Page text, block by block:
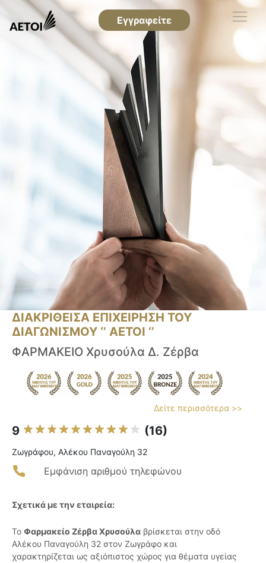
Εγγραφείτε
ΔΙΑΚΡΙΘΕΙΣΑ ΕΠΙΧΕΙΡΗΣΗ ΤΟΥ
ΔΙΑΓΩΝΙΣΜΟΥ ‘’ ΑΕΤΟΙ ‘’
ΦΑΡΜΑΚΕΙΟ Χρυσούλα Δ. Ζέρβα
Δείτε περισσότερα >>
9 (16)
Ζωγράφου, Αλέκου Παναγούλη 32
Εμφάνιση αριθμού τηλεφώνου
Σχετικά με την εταιρεία:
Το Φαρμακείο Ζέρβα Χρυσούλα βρίσκεται στην οδό
Αλέκου Παναγούλη 32 στον Ζωγράφο και
χαρακτηρίζεται ως αξιόπιστος χώρος για θέματα υγείας